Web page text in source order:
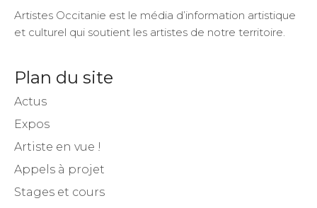
Artistes Occitanie est le média d’information artistique
et culturel qui soutient les artistes de notre territoire.
Plan du site
Actus
Expos
Artiste en vue !
Appels à projet
Stages et cours